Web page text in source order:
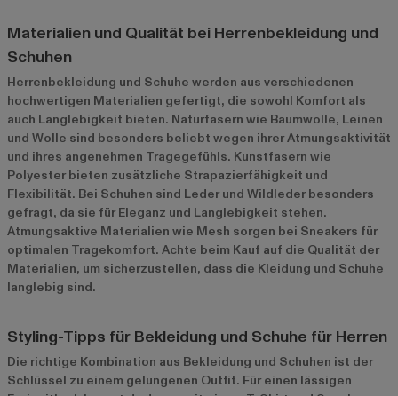
Materialien und Qualität bei Herrenbekleidung und
Schuhen
Herrenbekleidung und Schuhe werden aus verschiedenen
hochwertigen Materialien gefertigt, die sowohl Komfort als
auch Langlebigkeit bieten. Naturfasern wie Baumwolle, Leinen
und Wolle sind besonders beliebt wegen ihrer Atmungsaktivität
und ihres angenehmen Tragegefühls. Kunstfasern wie
Polyester bieten zusätzliche Strapazierfähigkeit und
Flexibilität. Bei Schuhen sind Leder und Wildleder besonders
gefragt, da sie für Eleganz und Langlebigkeit stehen.
Atmungsaktive Materialien wie Mesh sorgen bei Sneakers für
optimalen Tragekomfort. Achte beim Kauf auf die Qualität der
Materialien, um sicherzustellen, dass die Kleidung und Schuhe
langlebig sind.
Styling-Tipps für Bekleidung und Schuhe für Herren
Die richtige Kombination aus Bekleidung und Schuhen ist der
Schlüssel zu einem gelungenen Outfit. Für einen lässigen